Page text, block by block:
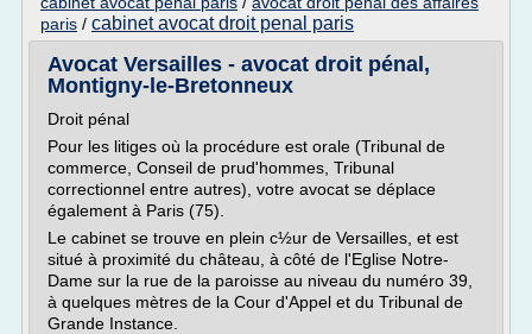
paris / cabinet avocat droit penal paris
Avocat Versailles - avocat droit pénal,
Montigny-le-Bretonneux
Droit pénal
Pour les litiges où la procédure est orale (Tribunal de
commerce, Conseil de prud'hommes, Tribunal
correctionnel entre autres), votre avocat se déplace
également à Paris (75).
Le cabinet se trouve en plein c½ur de Versailles, et est
situé à proximité du château, à côté de l'Eglise Notre-
Dame sur la rue de la paroisse au niveau du numéro 39,
à quelques mètres de la Cour d'Appel et du Tribunal de
Grande Instance.